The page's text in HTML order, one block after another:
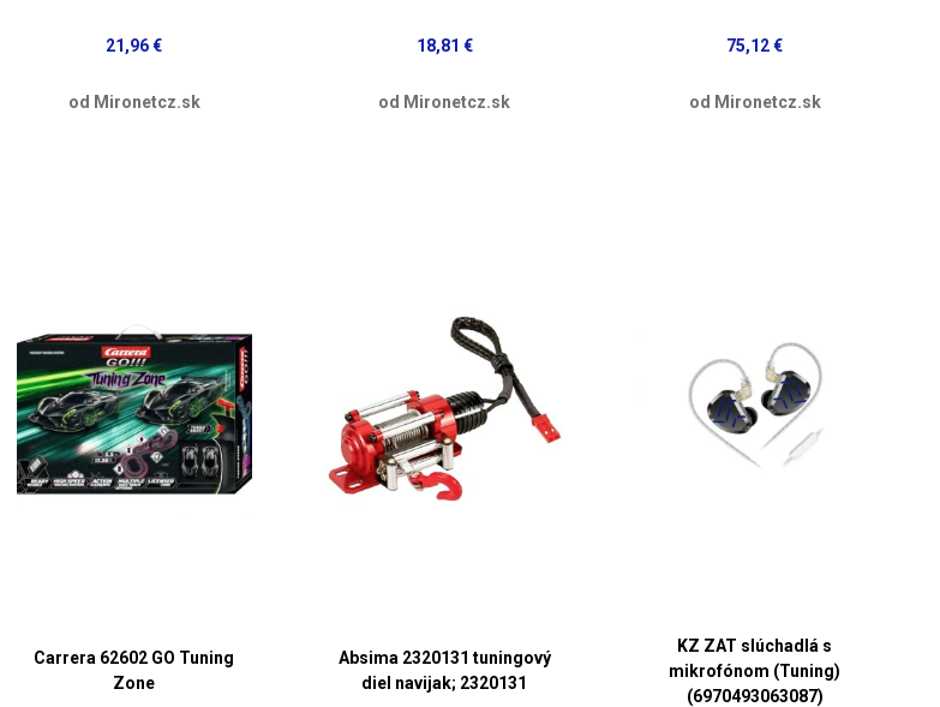
21,96 €
od Mironetcz.sk
18,81 €
od Mironetcz.sk
75,12 €
od Mironetcz.sk
Carrera 62602 GO Tuning
Zone
Absima 2320131 tuningový
diel navijak; 2320131
KZ ZAT slúchadlá s
mikrofónom (Tuning)
(6970493063087)